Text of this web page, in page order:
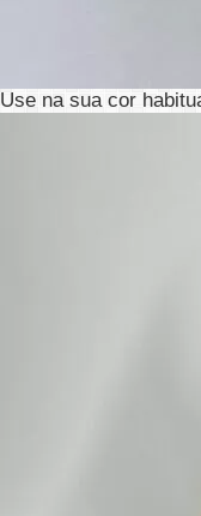
Use na sua cor